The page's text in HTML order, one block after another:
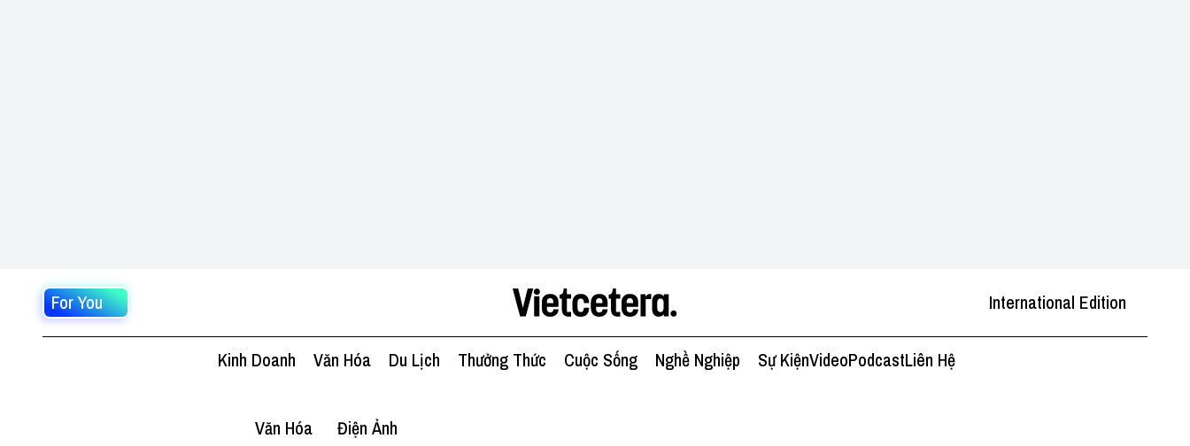
For You International Edition
Kinh Doanh Văn Hóa Du Lịch Thưởng Thức Cuộc Sống Nghề Nghiệp Sự KiệnVideoPodcastLiên Hệ
Văn Hóa Điện Ảnh